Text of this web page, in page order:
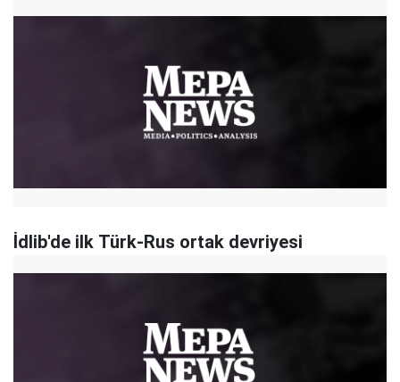
İdlib'de ilk Türk-Rus ortak devriyesi